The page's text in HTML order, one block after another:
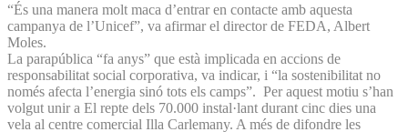
“És una manera molt maca d’entrar en contacte amb aquesta
campanya de l’Unicef”, va afirmar el director de FEDA, Albert
Moles.
La parapública “fa anys” que està implicada en accions de
responsabilitat social corporativa, va indicar, i “la sostenibilitat no
només afecta l’energia sinó tots els camps”. Per aquest motiu s’han
volgut unir a El repte dels 70.000 instal·lant durant cinc dies una
vela al centre comercial Illa Carlemany. A més de difondre les